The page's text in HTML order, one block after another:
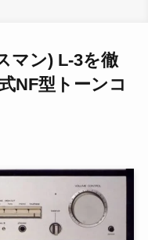
マン) L-3を徹
NF型トーンコ